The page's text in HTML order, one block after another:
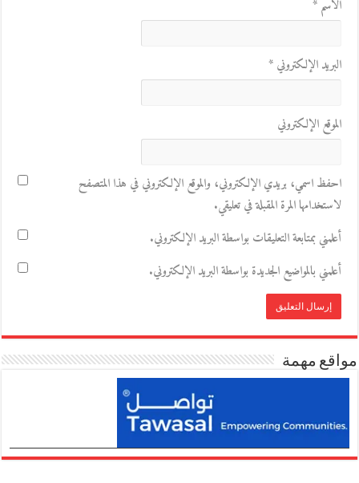
الاسم*
البريد الإلكتروني*
الموقع الإلكتروني
احفظ اسمي، بريدي الإلكتروني، والموقع الإلكتروني في هذا المتصفح
لاستخدامها المرة المقبلة في تعليقي.
أعلمني بمتابعة التعليقات بواسطة البريد الإلكتروني.
أعلمني بالمواضيع الجديدة بواسطة البريد الإلكتروني.
مواقع مهمة